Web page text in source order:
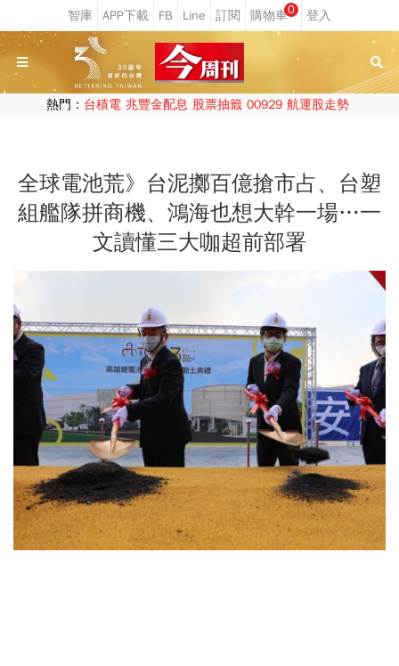
0
熱門： 台積電 兆豐金配息 股票抽籤 00929 航運股走勢
全球電池荒》台泥擲百億搶市占、台塑
組艦隊拼商機、鴻海也想大幹一場…一
文讀懂三大咖超前部署